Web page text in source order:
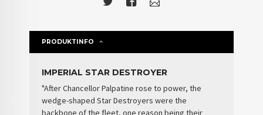
PRODUKTINFO
IMPERIAL STAR DESTROYER
"After Chancellor Palpatine rose to power, the
wedge-shaped Star Destroyers were the
backbone of the fleet, one reason being their